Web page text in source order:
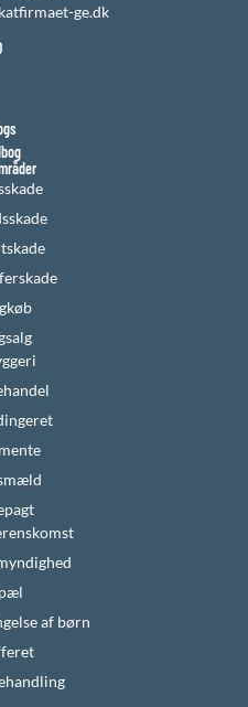
ge.dk
af børn